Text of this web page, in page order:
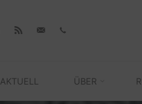
AKTUELL ÜBER